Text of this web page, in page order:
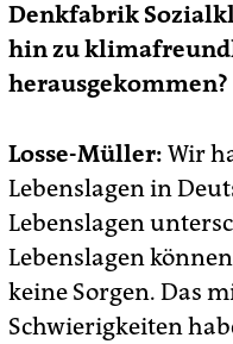
Denkfabrik
hin zu
herausgekommen?
Losse-Müller: Wir
Lebenslagen in
Lebenslagen
Lebenslagen
keine Sorgen. Das
Schwierigkeiten